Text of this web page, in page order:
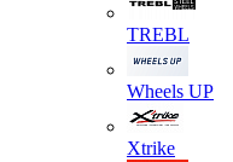
TREBL
Wheels UP
Xtrike